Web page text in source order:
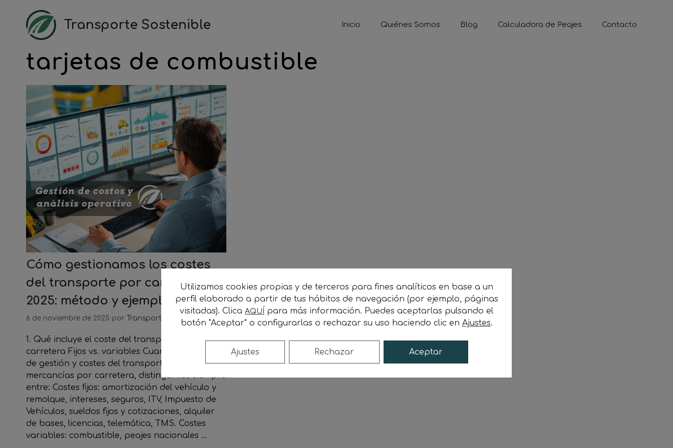
contenido
Transporte Sostenible Inicio Quiénes Somos Blog Calculadora de Peajes Contacto
tarjetas de combustible
Cómo gestionamos los costes
del transporte por carretera en
2025: método y ejemplos
6 de noviembre de 2025 por Transporte Sostenible
1. Qué incluye el coste del transporte por
carretera Fijos vs. variables Cuando hablamos
de gestión y costes del transporte de
mercancías por carretera, distinguimos siempre
entre: Costes fijos: amortización del vehículo y
remolque, intereses, seguros, ITV, Impuesto de
Vehículos, sueldos fijos y cotizaciones, alquiler
de bases, licencias, telemática, TMS. Costes
variables: combustible, peajes nacionales …
Utilizamos cookies propias y de terceros para fines analíticos en base a un
perfil elaborado a partir de tus hábitos de navegación (por ejemplo, páginas
visitadas). Clica AQUÍ para más información. Puedes aceptarlas pulsando el
botón "Aceptar" o configurarlas o rechazar su uso haciendo clic en Ajustes.
Aceptar
Rechazar
Ajustes